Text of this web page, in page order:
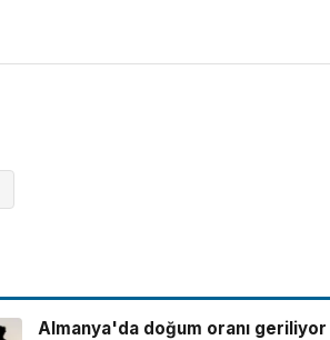
Almanya'da doğum oranı geriliyor